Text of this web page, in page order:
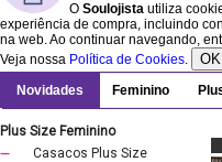
O Soulojista utiliza
experiência de compra, incluindo
na web. Ao continuar navegando,
Veja nossa Política de Cookies. OK
Novidades Feminino
Plus Size Feminino
Casacos Plus Size